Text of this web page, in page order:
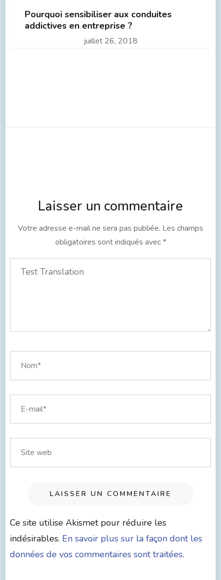
Pourquoi sensibiliser aux conduites
addictives en entreprise ?
juillet 26, 2018
Laisser un commentaire
Votre adresse e-mail ne sera pas publiée. Les champs
obligatoires sont indiqués avec*
Ce site utilise Akismet pour réduire les
indésirables. En savoir plus sur la façon dont les
données de vos commentaires sont traitées.